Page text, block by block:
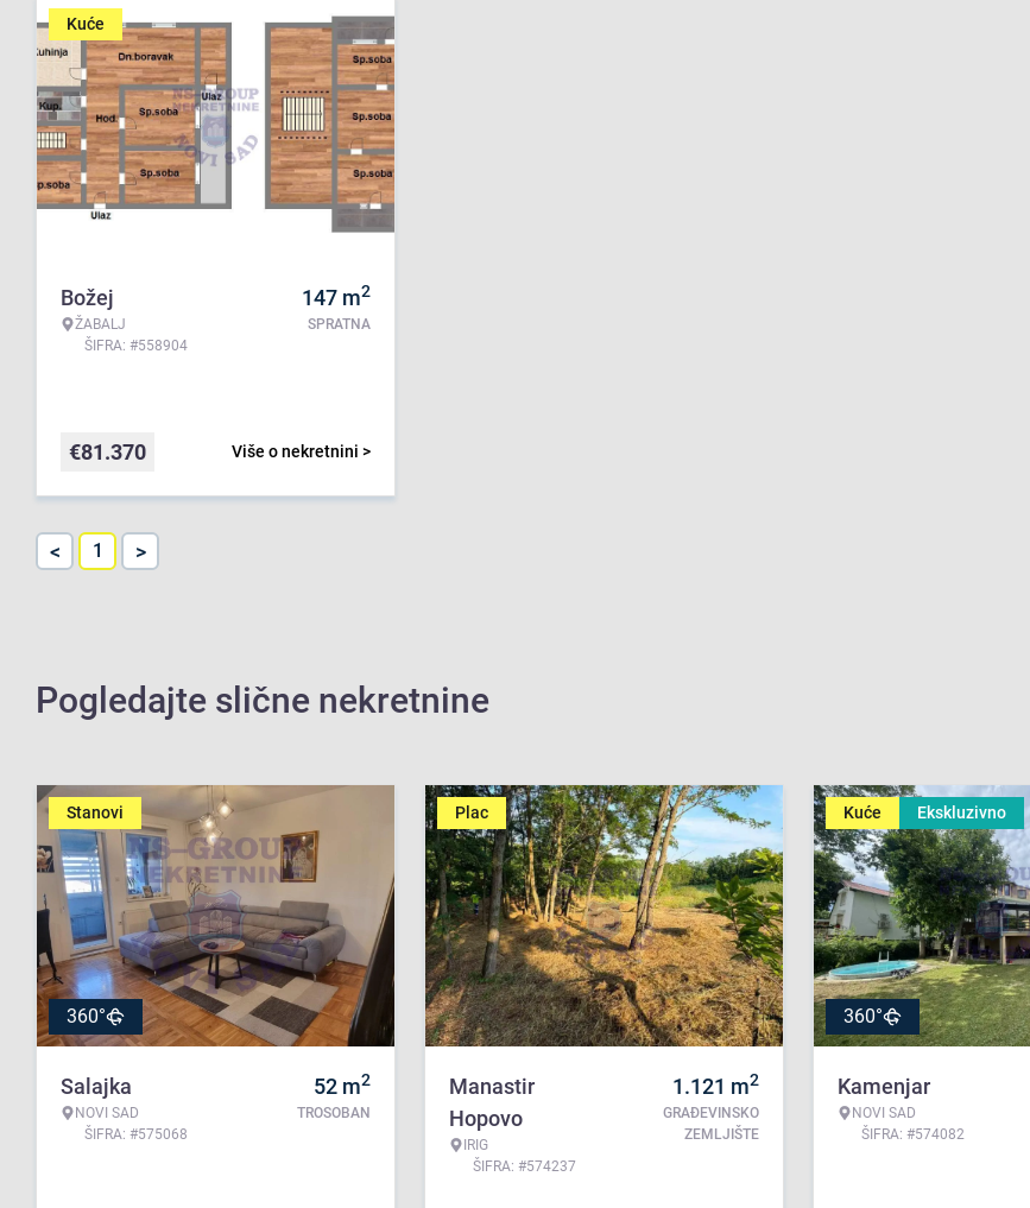
Kuće
Božej
ŽABALJ
ŠIFRA: #558904
147 m2
SPRATNA
Više o nekretnini >
€81.370
< 1 >
Pogledajte slične nekretnine
Stanovi
360°
Salajka
NOVI SAD
ŠIFRA: #575068
52 m2
TROSOBAN
Plac
Manastir
Hopovo
IRIG
ŠIFRA: #574237
1.121 m2
GRAĐEVINSKO
ZEMLJIŠTE
Kuće Ekskluzivno
360°
Kamenjar
NOVI SAD
ŠIFRA: #574082